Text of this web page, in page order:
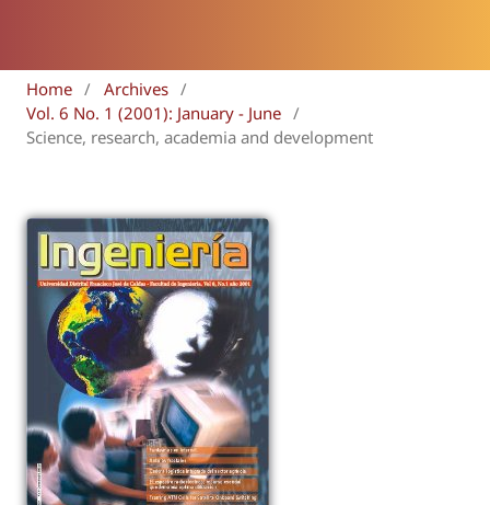
Home / Archives /
Vol. 6 No. 1 (2001): January - June /
Science, research, academia and development